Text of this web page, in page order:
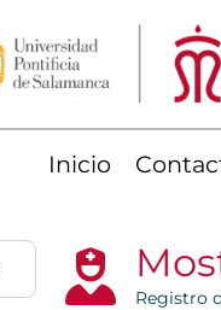
Inicio
Registro